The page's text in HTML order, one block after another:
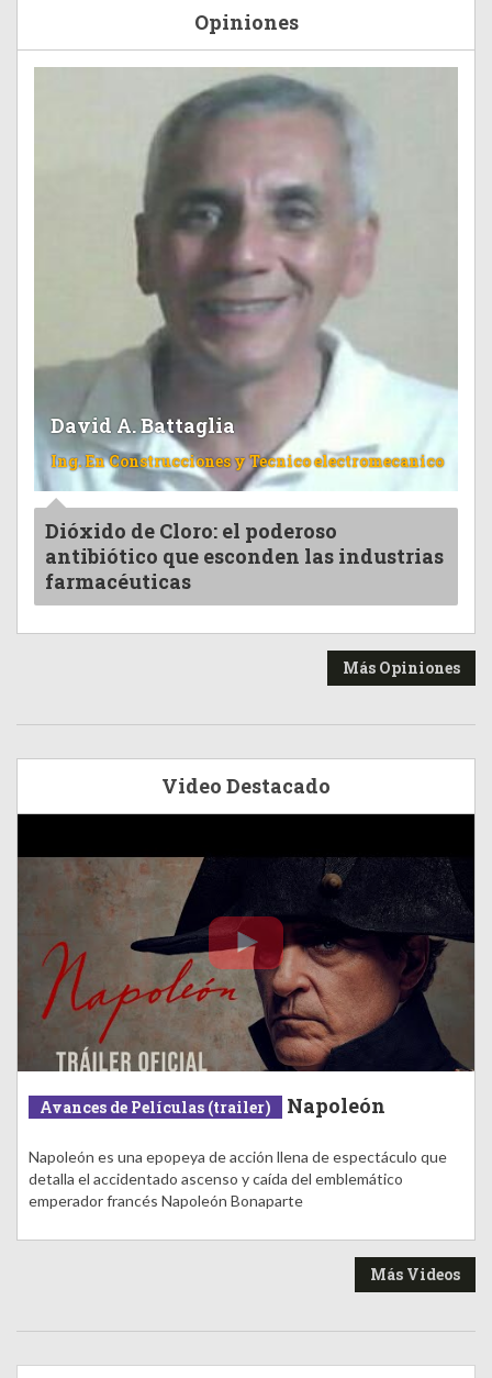
Opiniones
David A. Battaglia
Ing. En Construcciones y Tecnico electromecanico
Dióxido de Cloro: el poderoso
antibiótico que esconden las industrias
farmacéuticas
Más Opiniones
Video Destacado
Avances de Películas (trailer) Napoleón
Napoleón es una epopeya de acción llena de espectáculo que
detalla el accidentado ascenso y caída del emblemático
emperador francés Napoleón Bonaparte
Más Videos